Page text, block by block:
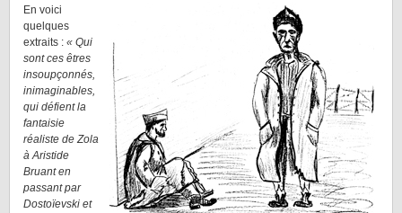
En voici
quelques
extraits : « Qui
sont ces êtres
insoupçonnés,
inimaginables,
qui défient la
fantaisie
réaliste de Zola
à Aristide
Bruant en
passant par
Dostoïevski et